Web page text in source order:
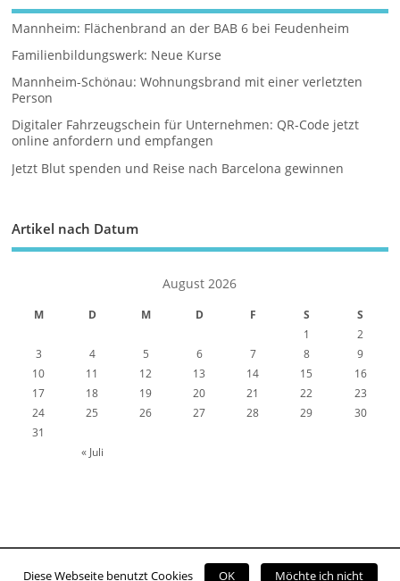
Mannheim: Flächenbrand an der BAB 6 bei Feudenheim
Familienbildungswerk: Neue Kurse
Mannheim-Schönau: Wohnungsbrand mit einer verletzten
Person
Digitaler Fahrzeugschein für Unternehmen: QR-Code jetzt
online anfordern und empfangen
Jetzt Blut spenden und Reise nach Barcelona gewinnen
Artikel nach Datum
August 2026
M D M D F S S
« Juli
1
2
3
4 5 6 7 8
9
10
11 12 13 14 15
16
17
18 19 20 21 22
23
24
25 26 27 28 29
30
31
Diese Webseite benutzt Cookies OK Möchte ich nicht